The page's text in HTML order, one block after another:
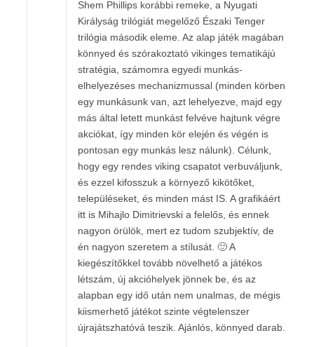
Shem Phillips korábbi remeke, a Nyugati
Királyság trilógiát megelőző Északi Tenger
trilógia második eleme. Az alap játék magában
könnyed és szórakoztató vikinges tematikájú
stratégia, számomra egyedi munkás-
elhelyezéses mechanizmussal (minden körben
egy munkásunk van, azt lehelyezve, majd egy
más által letett munkást felvéve hajtunk végre
akciókat, így minden kör elején és végén is
pontosan egy munkás lesz nálunk). Célunk,
hogy egy rendes viking csapatot verbuváljunk,
és ezzel kifosszuk a környező kikötőket,
településeket, és minden mást IS. A grafikáért
itt is Mihajlo Dimitrievski a felelős, és ennek
nagyon örülök, mert ez tudom szubjektív, de
én nagyon szeretem a stílusát. 🙂 A
kiegészítőkkel tovább növelhető a játékos
létszám, új akcióhelyek jönnek be, és az
alapban egy idő után nem unalmas, de mégis
kiismerhető játékot szinte végtelenszer
újrajátszhatóvá teszik. Ajánlós, könnyed darab.